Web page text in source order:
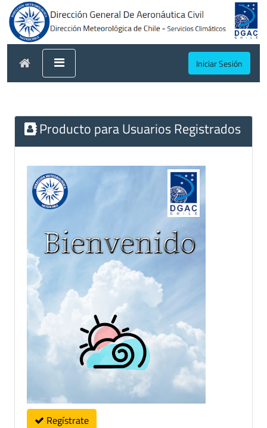
Iniciar Sesión
Producto para Usuarios Registrados
Regístrate